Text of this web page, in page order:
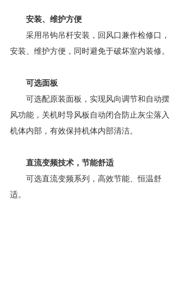
安装、维护方便
采用吊钩吊杆安装，回风口兼作检修口，
安装、维护方便，同时避免于破坏室内装修。
可选面板
可选配原装面板，实现风向调节和自动摆
风功能，关机时导风板自动闭合防止灰尘落入
机体内部，有效保持机体内部清洁。
直流变频技术，节能舒适
可选直流变频系列，高效节能、恒温舒
适。